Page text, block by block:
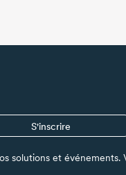
S'inscrire
solutions et